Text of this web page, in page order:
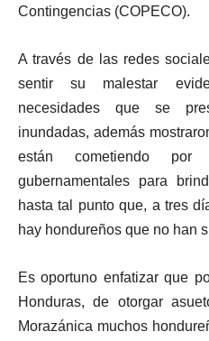
Contingencias (COPECO).
A través de las redes
sentir su malestar
necesidades que se
inundadas, además
están cometiendo por
gubernamentales para
hasta tal punto que, a tres
hay hondureños que no han
Es oportuno enfatizar que
Honduras, de otorgar
Morazánica muchos